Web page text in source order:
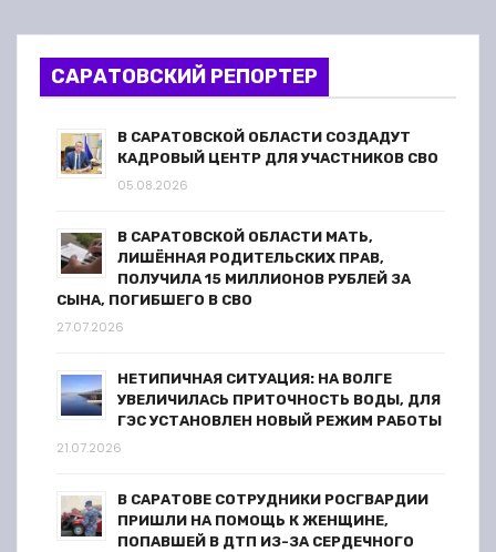
САРАТОВСКИЙ РЕПОРТЕР
В САРАТОВСКОЙ ОБЛАСТИ СОЗДАДУТ
КАДРОВЫЙ ЦЕНТР ДЛЯ УЧАСТНИКОВ СВО
05.08.2026
В САРАТОВСКОЙ ОБЛАСТИ МАТЬ,
ЛИШЁННАЯ РОДИТЕЛЬСКИХ ПРАВ,
ПОЛУЧИЛА 15 МИЛЛИОНОВ РУБЛЕЙ ЗА
СЫНА, ПОГИБШЕГО В СВО
27.07.2026
НЕТИПИЧНАЯ СИТУАЦИЯ: НА ВОЛГЕ
УВЕЛИЧИЛАСЬ ПРИТОЧНОСТЬ ВОДЫ, ДЛЯ
ГЭС УСТАНОВЛЕН НОВЫЙ РЕЖИМ РАБОТЫ
21.07.2026
В САРАТОВЕ СОТРУДНИКИ РОСГВАРДИИ
ПРИШЛИ НА ПОМОЩЬ К ЖЕНЩИНЕ,
ПОПАВШЕЙ В ДТП ИЗ-ЗА СЕРДЕЧНОГО